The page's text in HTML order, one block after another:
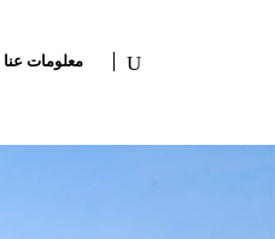
معلومات عنا